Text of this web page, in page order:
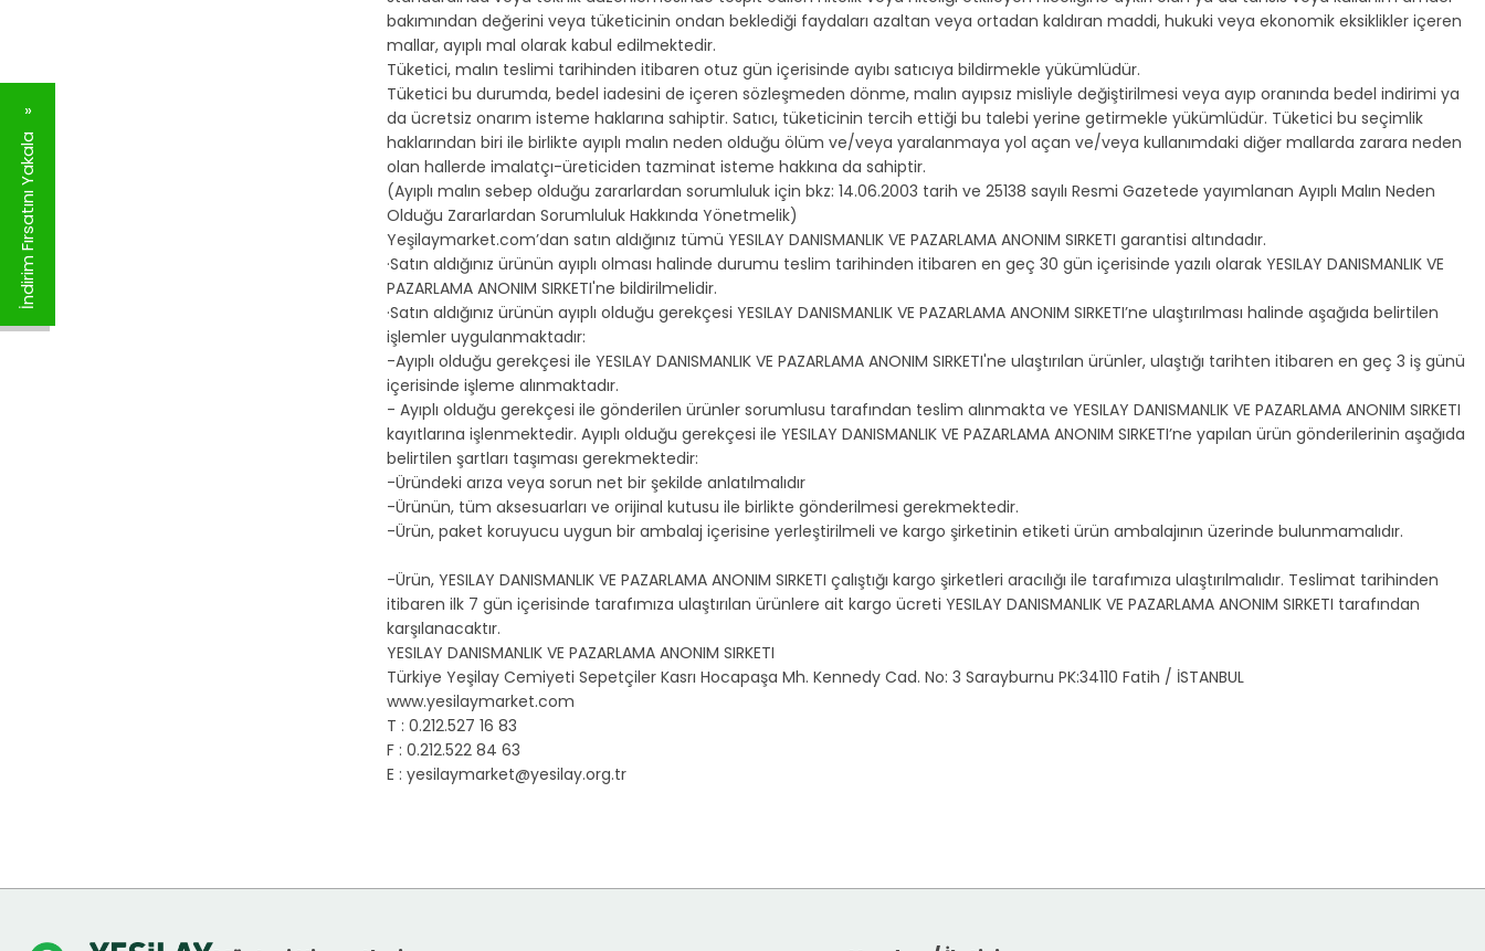
İndirim Fırsatını Yakala
bakımından değerini veya tüketicinin ondan beklediği faydaları azaltan veya ortadan kaldıran maddi, hukuki veya ekonomik eksiklikler içeren
mallar, ayıplı mal olarak kabul edilmektedir.
Tüketici, malın teslimi tarihinden itibaren otuz gün içerisinde ayıbı satıcıya bildirmekle yükümlüdür.
Tüketici bu durumda, bedel iadesini de içeren sözleşmeden dönme, malın ayıpsız misliyle değiştirilmesi veya ayıp oranında bedel indirimi ya
da ücretsiz onarım isteme haklarına sahiptir. Satıcı, tüketicinin tercih ettiği bu talebi yerine getirmekle yükümlüdür. Tüketici bu seçimlik
haklarından biri ile birlikte ayıplı malın neden olduğu ölüm ve/veya yaralanmaya yol açan ve/veya kullanımdaki diğer mallarda zarara neden
olan hallerde imalatçı-üreticiden tazminat isteme hakkına da sahiptir.
(Ayıplı malın sebep olduğu zararlardan sorumluluk için bkz: 14.06.2003 tarih ve 25138 sayılı Resmi Gazetede yayımlanan Ayıplı Malın Neden
Olduğu Zararlardan Sorumluluk Hakkında Yönetmelik)
Yeşilaymarket.com’dan satın aldığınız tümü YESILAY DANISMANLIK VE PAZARLAMA ANONIM SIRKETI garantisi altındadır.
·Satın aldığınız ürünün ayıplı olması halinde durumu teslim tarihinden itibaren en geç 30 gün içerisinde yazılı olarak YESILAY DANISMANLIK VE
PAZARLAMA ANONIM SIRKETI'ne bildirilmelidir.
·Satın aldığınız ürünün ayıplı olduğu gerekçesi YESILAY DANISMANLIK VE PAZARLAMA ANONIM SIRKETI’ne ulaştırılması halinde aşağıda belirtilen
işlemler uygulanmaktadır:
-Ayıplı olduğu gerekçesi ile YESILAY DANISMANLIK VE PAZARLAMA ANONIM SIRKETI'ne ulaştırılan ürünler, ulaştığı tarihten itibaren en geç 3 iş günü
içerisinde işleme alınmaktadır.
- Ayıplı olduğu gerekçesi ile gönderilen ürünler sorumlusu tarafından teslim alınmakta ve YESILAY DANISMANLIK VE PAZARLAMA ANONIM SIRKETI
kayıtlarına işlenmektedir. Ayıplı olduğu gerekçesi ile YESILAY DANISMANLIK VE PAZARLAMA ANONIM SIRKETI’ne yapılan ürün gönderilerinin aşağıda
belirtilen şartları taşıması gerekmektedir:
-Üründeki arıza veya sorun net bir şekilde anlatılmalıdır
-Ürünün, tüm aksesuarları ve orijinal kutusu ile birlikte gönderilmesi gerekmektedir.
-Ürün, paket koruyucu uygun bir ambalaj içerisine yerleştirilmeli ve kargo şirketinin etiketi ürün ambalajının üzerinde bulunmamalıdır.
-Ürün, YESILAY DANISMANLIK VE PAZARLAMA ANONIM SIRKETI çalıştığı kargo şirketleri aracılığı ile tarafımıza ulaştırılmalıdır. Teslimat tarihinden
itibaren ilk 7 gün içerisinde tarafımıza ulaştırılan ürünlere ait kargo ücreti YESILAY DANISMANLIK VE PAZARLAMA ANONIM SIRKETI tarafından
karşılanacaktır.
YESILAY DANISMANLIK VE PAZARLAMA ANONIM SIRKETI
Türkiye Yeşilay Cemiyeti Sepetçiler Kasrı Hocapaşa Mh. Kennedy Cad. No: 3 Sarayburnu PK:34110 Fatih / İSTANBUL
www.yesilaymarket.com
T : 0.212.527 16 83
F : 0.212.522 84 63
E : yesilaymarket@yesilay.org.tr